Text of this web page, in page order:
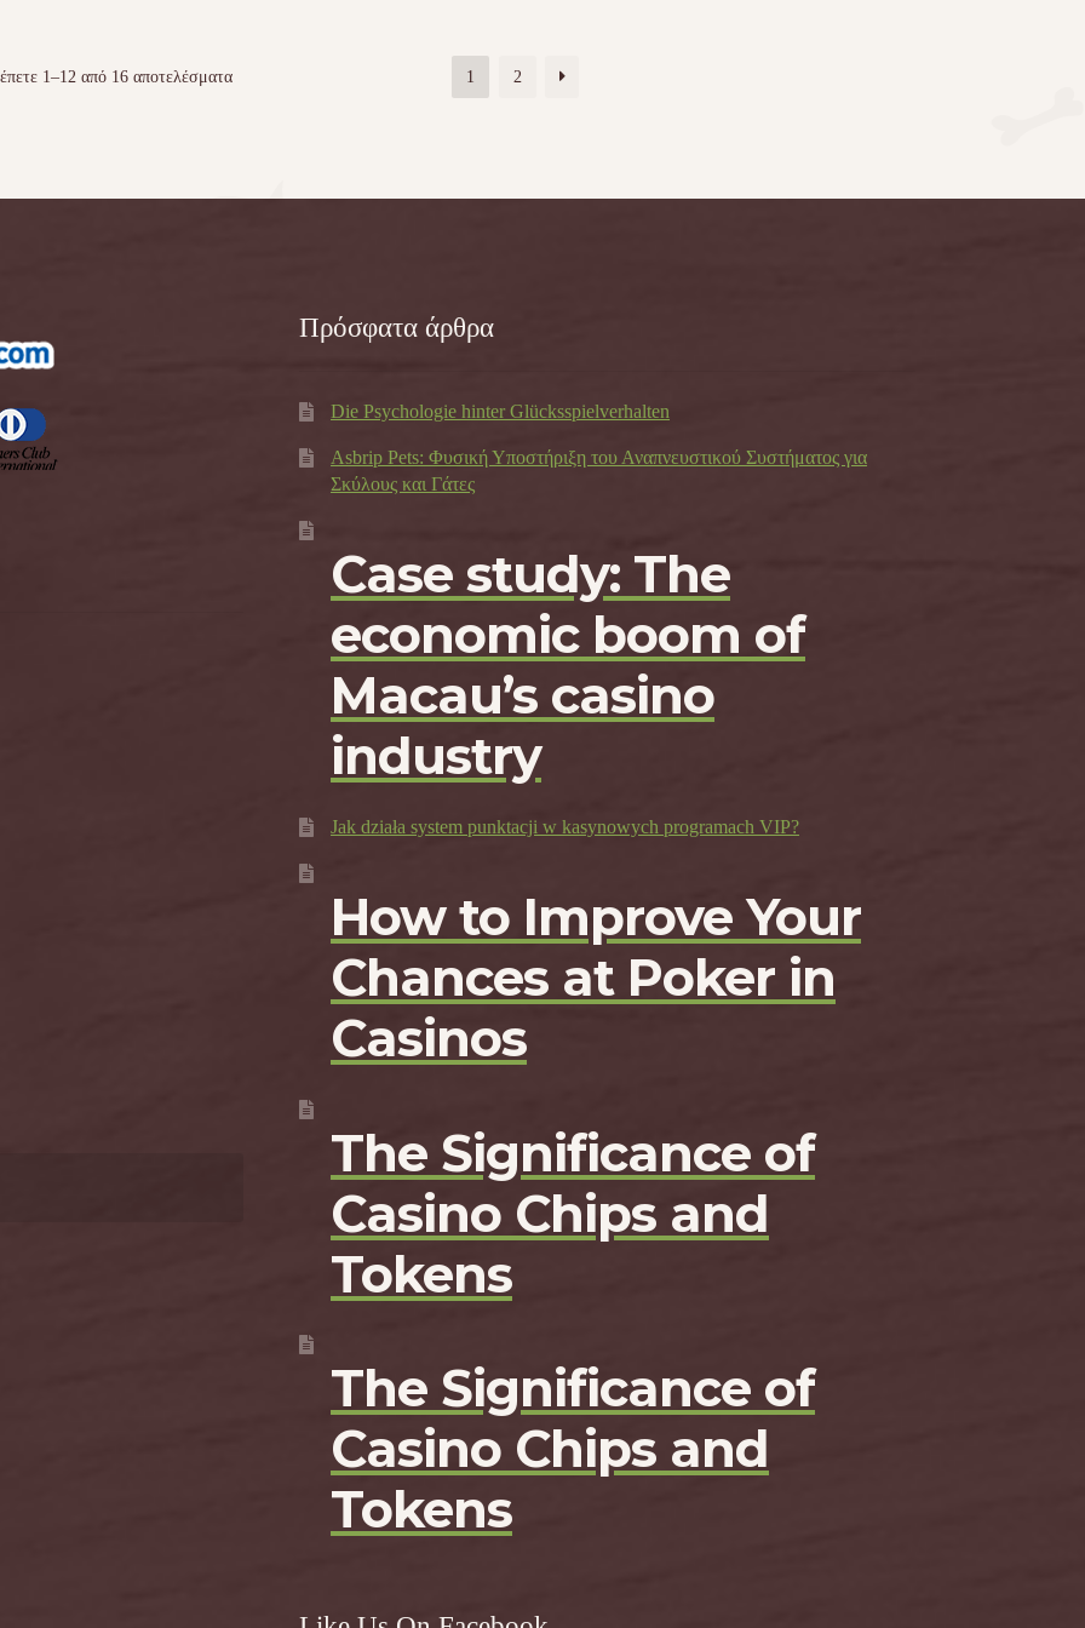
1–12 από 16 αποτελέσματα 1 2
Πρόσφατα άρθρα
Die Psychologie hinter Glücksspielverhalten
Asbrip Pets: Φυσική Υποστήριξη του Αναπνευστικού Συστήματος για
Σκύλους και Γάτες
Case study: The
economic boom of
Macau’s casino
industry
Jak działa system punktacji w kasynowych programach VIP?
How to Improve Your
Chances at Poker in
Casinos
The Significance of
Casino Chips and
Tokens
The Significance of
Casino Chips and
Tokens